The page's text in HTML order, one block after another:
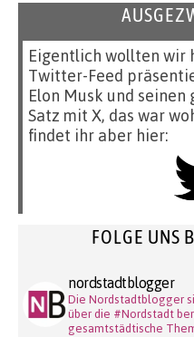
Eigentlich wollten wir
Twitter-Feed
Elon Musk und seinen
Satz mit X, das war
findet ihr aber hier:
FOLGE UNS
nordstadtblogger
Die Nordstadtblogger
über die #Nordstadt
gesamtstädtische